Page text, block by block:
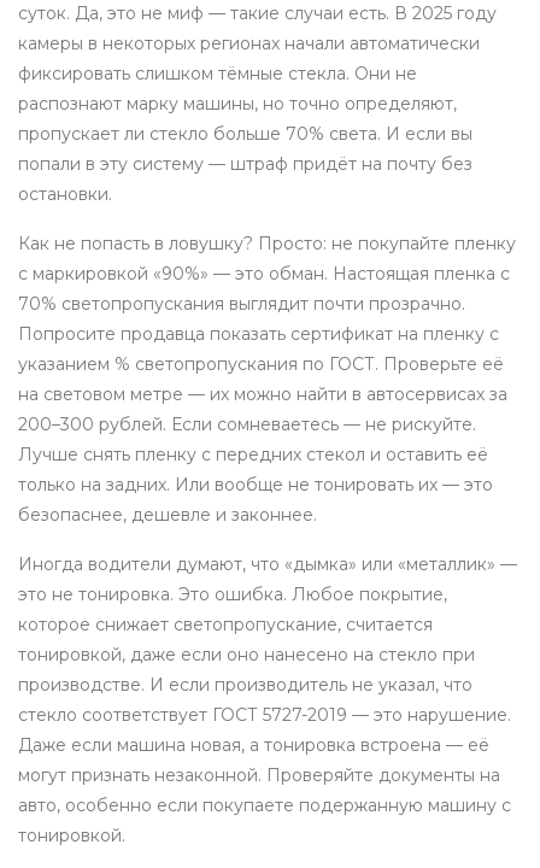
суток. Да, это не миф — такие случаи есть. В 2025 году
камеры в некоторых регионах начали автоматически
фиксировать слишком тёмные стекла. Они не
распознают марку машины, но точно определяют,
пропускает ли стекло больше 70% света. И если вы
попали в эту систему — штраф придёт на почту без
остановки.
Как не попасть в ловушку? Просто: не покупайте пленку
с маркировкой «90%» — это обман. Настоящая пленка с
70% светопропускания выглядит почти прозрачно.
Попросите продавца показать сертификат на пленку с
указанием % светопропускания по ГОСТ. Проверьте её
на световом метре — их можно найти в автосервисах за
200–300 рублей. Если сомневаетесь — не рискуйте.
Лучше снять пленку с передних стекол и оставить её
только на задних. Или вообще не тонировать их — это
безопаснее, дешевле и законнее.
Иногда водители думают, что «дымка» или «металлик» —
это не тонировка. Это ошибка. Любое покрытие,
которое снижает светопропускание, считается
тонировкой, даже если оно нанесено на стекло при
производстве. И если производитель не указал, что
стекло соответствует ГОСТ 5727-2019 — это нарушение.
Даже если машина новая, а тонировка встроена — её
могут признать незаконной. Проверяйте документы на
авто, особенно если покупаете подержанную машину с
тонировкой.